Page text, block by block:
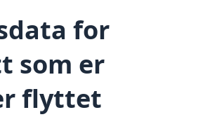
for
som er
flyttet